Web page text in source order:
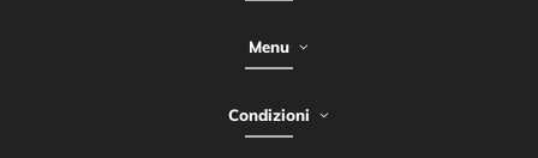
Menu
Condizioni